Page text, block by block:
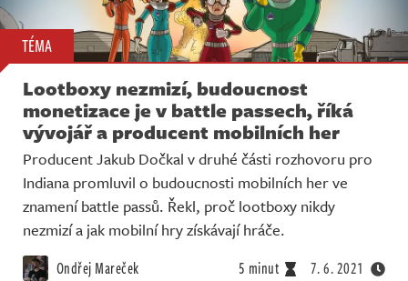
TÉMA
Lootboxy nezmizí, budoucnost
monetizace je v battle passech, říká
vývojář a producent mobilních her
Producent Jakub Dočkal v druhé části rozhovoru pro
Indiana promluvil o budoucnosti mobilních her ve
znamení battle passů. Řekl, proč lootboxy nikdy
nezmizí a jak mobilní hry získávají hráče.
Ondřej Mareček 5 minut 7. 6. 2021